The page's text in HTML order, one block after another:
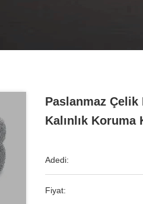
Paslanmaz Çelik
Kalınlık Koruma
Adedi:
Fiyat: